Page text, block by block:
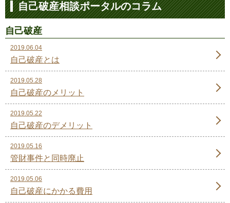
自己破産相談ポータルのコラム
自己破産
2019.06.04
自己破産とは
2019.05.28
自己破産のメリット
2019.05.22
自己破産のデメリット
2019.05.16
管財事件と同時廃止
2019.05.06
自己破産にかかる費用